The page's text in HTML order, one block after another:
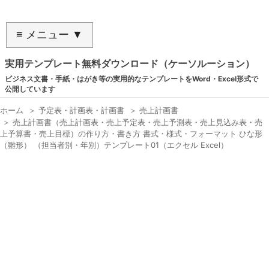
≡ メニュー ▼
実用テンプレート無料ダウンロード（ケーソルーション）
ビジネス文書・手紙・はがき等の実用的なテンプレートをWord・Excel形式で
公開しています
ホーム ＞ 予定表・計画表・計画書 ＞ 売上計画書
＞ 売上計画書（売上計画表・売上予定表・売上予測表・売上見込み表・売
上予算書・売上目標）の作り方・書き方 書式・様式・フォーマット ひな形
（雛形） （担当者別・年別）テンプレート01（エクセル Excel）